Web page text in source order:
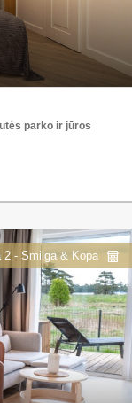
parko ir jūros
2 - Smilga & Kopa